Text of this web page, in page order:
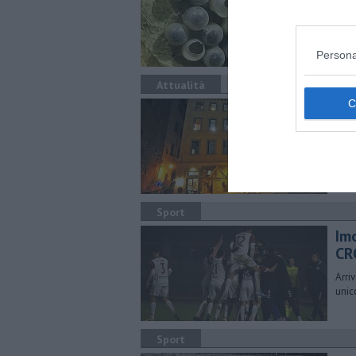
Via
Attualità
Sport
Sport